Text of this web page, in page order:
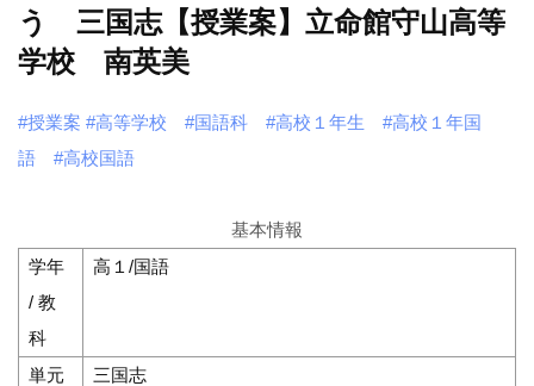
う 三国志【授業案】立命館守山高等
学校 南英美
#授業案 #高等学校 #国語科 #高校１年生
#高校１年国
語
#高校国語
基本情報
学年
/ 教
科
高１/国語
単元
三国志